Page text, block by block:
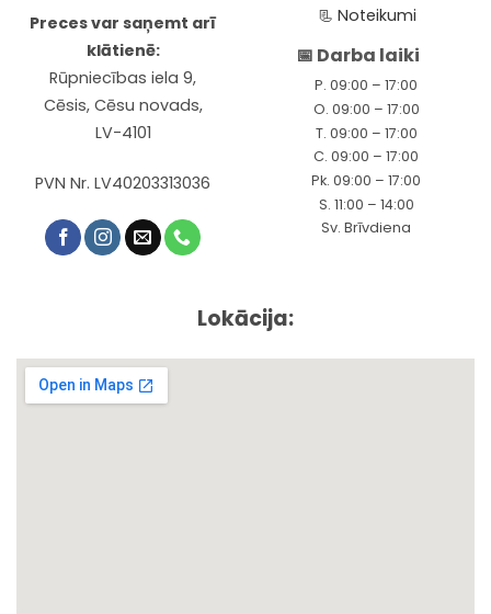
Preces var saņemt arī
klātienē:
Rūpniecības iela 9,
Cēsis, Cēsu novads,
LV-4101
PVN Nr. LV40203313036
📃Noteikumi
📅 Darba laiki
P. 09:00 – 17:00
O. 09:00 – 17:00
T. 09:00 – 17:00
C. 09:00 – 17:00
Pk. 09:00 – 17:00
S. 11:00 – 14:00
Sv. Brīvdiena
Lokācija: